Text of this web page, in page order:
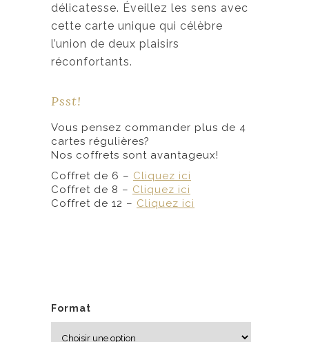
:
$
à
6
,
5
délicatesse. Éveillez les sens avec
cette carte unique qui célèbre
l’union de deux plaisirs
réconfortants.
Psst!
Vous pensez commander plus de 4
cartes régulières?
Nos coffrets sont avantageux!
Coffret de 6 – Cliquez ici
Coffret de 8 – Cliquez ici
Coffret de 12 – Cliquez ici
Format